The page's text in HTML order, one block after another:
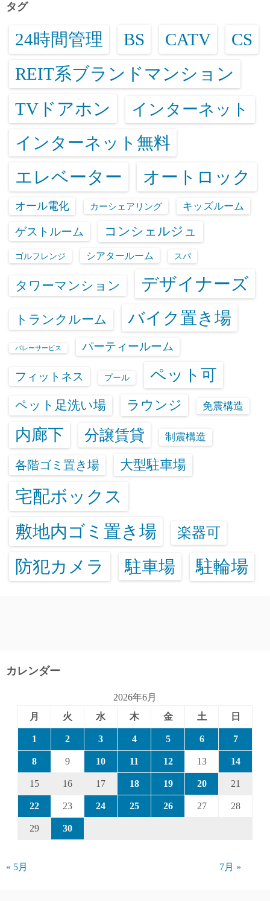
タグ
24時間管理 BS CATV CS
REIT系ブランドマンション
TVドアホン インターネット
インターネット無料
エレベーター オートロック
オール電化 カーシェアリング キッズルーム
ゲストルーム コンシェルジュ
ゴルフレンジ シアタールーム スパ
タワーマンション デザイナーズ
トランクルーム バイク置き場
バレーサービス パーティールーム
フィットネス プール ペット可
ペット足洗い場 ラウンジ 免震構造
内廊下 分譲賃貸 制震構造
各階ゴミ置き場 大型駐車場
宅配ボックス
敷地内ゴミ置き場
楽器可
防犯カメラ 駐車場 駐輪場
カレンダー
2026年6月
月
火 水 木 金 土 日
1 2 3 4 5 6 7
8 9 10 11 12 13 14
15 16 17 18 19 20 21
22 23 24 25 26 27 28
29 30
« 5月 7月 »